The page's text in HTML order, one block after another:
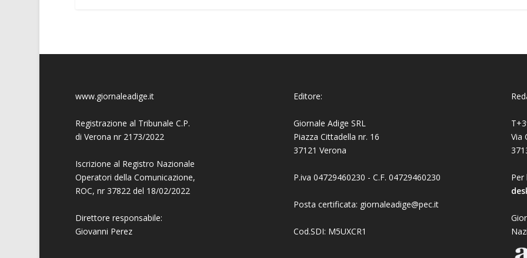
www.giornaleadige.it
Registrazione al Tribunale C.P.
di Verona nr 2173/2022
Iscrizione al Registro Nazionale
Operatori della Comunicazione,
ROC, nr 37822 del 18/02/2022
Direttore responsabile:
Giovanni Perez
Editore:
Giornale Adige SRL
Piazza Cittadella nr. 16
37121 Verona
P.iva 04729460230 - C.F. 04729460230
Posta certificata: giornaleadige@pec.it
Cod.SDI: M5UXCR1
Via
Per